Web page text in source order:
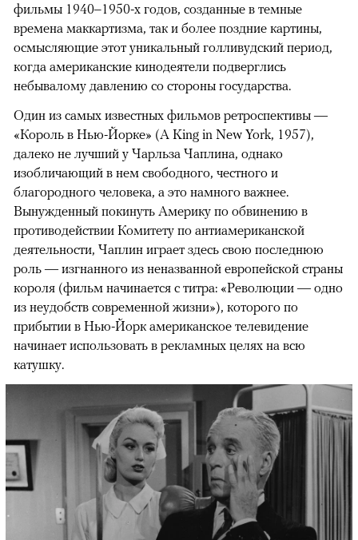
фильмы 1940–1950-х годов, созданные в темные
времена маккартизма, так и более поздние картины,
осмысляющие этот уникальный голливудский период,
когда американские кинодеятели подверглись
небывалому давлению со стороны государства.
Один из самых известных фильмов ретроспективы —
«Король в Нью-Йорке» (A King in New York, 1957),
далеко не лучший у Чарльза Чаплина, однако
изобличающий в нем свободного, честного и
благородного человека, а это намного важнее.
Вынужденный покинуть Америку по обвинению в
противодействии Комитету по антиамериканской
деятельности, Чаплин играет здесь свою последнюю
роль — изгнанного из неназванной европейской страны
короля (фильм начинается с титра: «Революции — одно
из неудобств современной жизни»), которого по
прибытии в Нью-Йорк американское телевидение
начинает использовать в рекламных целях на всю
катушку.